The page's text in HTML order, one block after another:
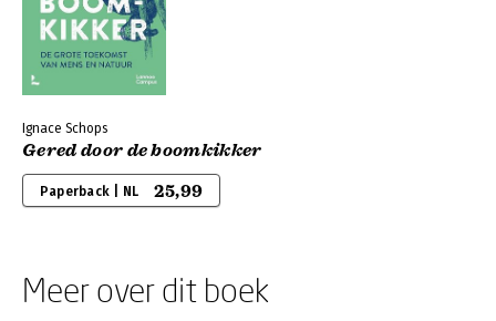
Ignace Schops
Gered door de boomkikker
Paperback | NL 25,99
Meer over dit boek